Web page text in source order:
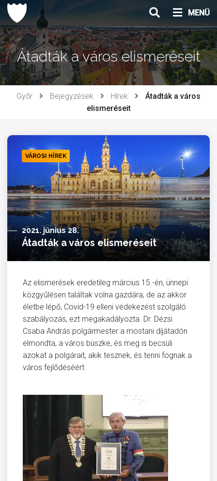
Ugrás
tartalomhoz
MENÜ
Átadták a város elismeréseit
Győr Bejegyzések Hírek
Átadták a város
elismeréseit
VÁROSI HÍREK
2021. június 28.
Átadták a város elismeréseit
Az elismerések eredetileg március 15.-én, ünnepi
közgyűlésen találtak volna gazdára, de az akkor
életbe lépő, Covid-19 elleni védekezést szolgáló
szabályozás, ezt megakadályozta. Dr. Dézsi
Csaba András polgármester a mostani díjátadón
elmondta, a város büszke, és meg is becsüli
azokat a polgárait, akik tesznek, és tenni fognak a
város fejlődéséért.